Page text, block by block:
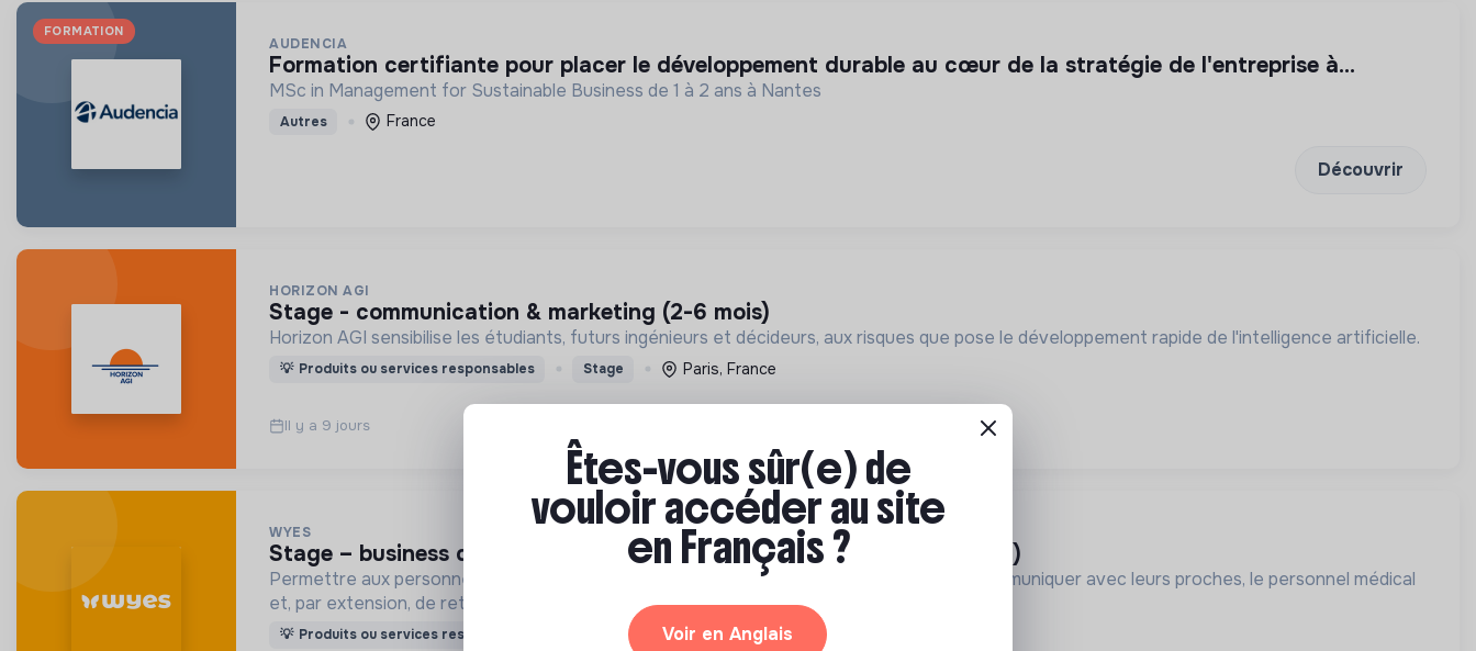
FORMATION
AUDENCIA
formation certifiante pour placer le développement durable au cœur de la stratégie de l'entreprise à...
MSc in Management for Sustainable Business de 1 à 2 ans à Nantes
Autres France
Découvrir
HORIZON AGI
stage - communication & marketing (2-6 mois)
Horizon AGI sensibilise les étudiants, futurs ingénieurs et décideurs, aux risques que pose le développement rapide de l'intelligence artificielle.
💡 Produits ou services responsables Stage Paris, France
Il y a 9 jours
WYES
stage – business development & communication (healthtech à impact)
Permettre aux personnes entièrement paralysées de pouvoir retrouver un moyen de communiquer avec leurs proches, le personnel médical
et, par extension, de retrouver une place au sein de la société.
💡 Produits ou services responsables Paris, France Handicap
Êtes-vous sûr(e) de
vouloir accéder au site
en Français ?
Voir en Anglais